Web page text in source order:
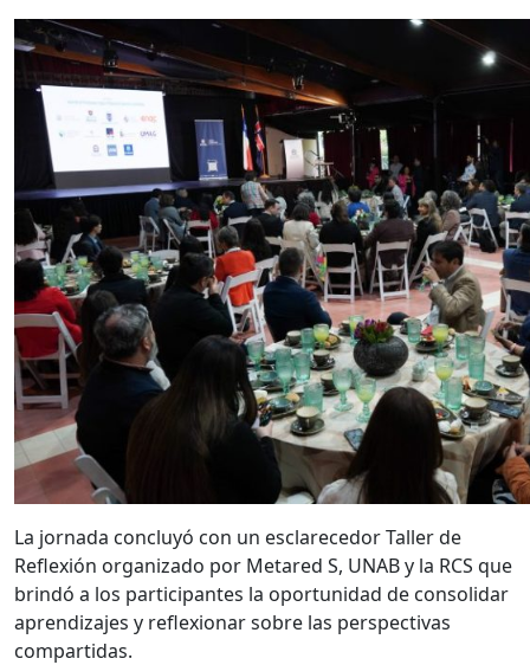
La jornada concluyó con un esclarecedor Taller de
Reflexión organizado por Metared S, UNAB y la RCS que
brindó a los participantes la oportunidad de consolidar
aprendizajes y reflexionar sobre las perspectivas
compartidas.